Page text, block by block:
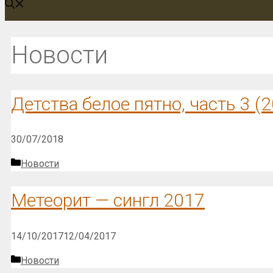
Новости
Детства белое пятно, часть 3
30/07/2018
Рубрики
Новости
Метеорит — сингл 2017
14/10/201712/04/2017
Рубрики
Новости